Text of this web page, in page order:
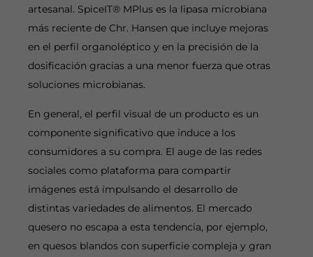
artesanal. SpiceIT® MPlus es la lipasa microbiana
más reciente de Chr. Hansen que incluye mejoras
en el perfil organoléptico y en la precisión de la
dosificación gracias a una menor fuerza que otras
soluciones microbianas.
En general, el perfil visual de un producto es un
componente significativo que induce a los
consumidores a su compra. El auge de las redes
sociales como plataforma para compartir
imágenes está impulsando el desarrollo de
distintas variedades de alimentos. El mercado
quesero no escapa a esta tendencia, por ejemplo,
en quesos blandos con superficie compleja y gran